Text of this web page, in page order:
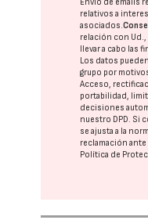
relativos a
asociados.
relación con Ud.,
llevar a cabo las
Los datos
grupo por
Acceso,
portabilidad,
decisiones
nuestro DPD. Si
se ajusta a la
reclamación
Política de